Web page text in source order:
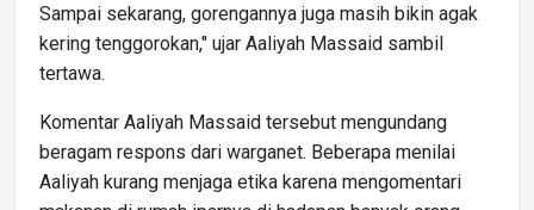
Sampai sekarang, gorengannya juga masih bikin agak
kering tenggorokan," ujar Aaliyah Massaid sambil
tertawa.
Komentar Aaliyah Massaid tersebut mengundang
beragam respons dari warganet. Beberapa menilai
Aaliyah kurang menjaga etika karena mengomentari